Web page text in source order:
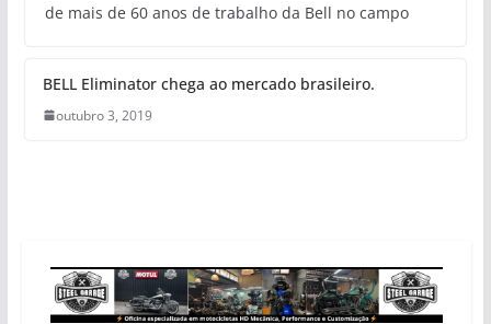
de mais de 60 anos de trabalho da Bell no campo
BELL Eliminator chega ao mercado brasileiro.
outubro 3, 2019